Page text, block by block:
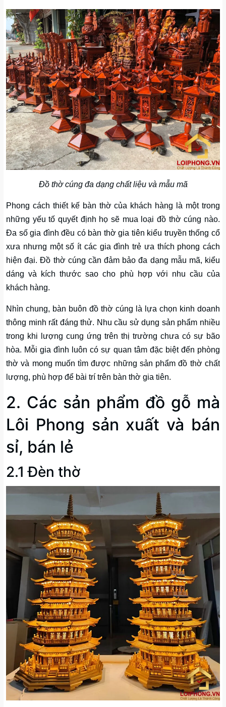
Đồ thờ cúng đa dạng chất liệu và mẫu mã
Phong cách thiết kế bàn thờ của khách hàng là một trong
những yếu tố quyết định họ sẽ mua loại đồ thờ cúng nào.
Đa số gia đình đều có bàn thờ gia tiên kiểu truyền thống cổ
xưa nhưng một số ít các gia đình trẻ ưa thích phong cách
hiện đại. Đồ thờ cúng cần đảm bảo đa dạng mẫu mã, kiểu
dáng và kích thước sao cho phù hợp với nhu cầu của
khách hàng.
Nhìn chung, bàn buôn đồ thờ cúng là lựa chọn kinh doanh
thông minh rất đáng thử. Nhu cầu sử dụng sản phẩm nhiều
trong khi lượng cung ứng trên thị trường chưa có sự bão
hòa. Mỗi gia đình luôn có sự quan tâm đặc biệt đến phòng
thờ và mong muốn tìm được những sản phẩm đồ thờ chất
lượng, phù hợp để bài trí trên bàn thờ gia tiên.
2. Các sản phẩm đồ gỗ mà
Lôi Phong sản xuất và bán
sỉ, bán lẻ
2.1 Đèn thờ